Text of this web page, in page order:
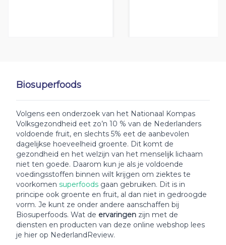
Biosuperfoods
Volgens een onderzoek van het Nationaal Kompas
Volksgezondheid eet zo’n 10 % van de Nederlanders
voldoende fruit, en slechts 5% eet de aanbevolen
dagelijkse hoeveelheid groente. Dit komt de
gezondheid en het welzijn van het menselijk lichaam
niet ten goede. Daarom kun je als je voldoende
voedingsstoffen binnen wilt krijgen om ziektes te
voorkomen superfoods gaan gebruiken. Dit is in
principe ook groente en fruit, al dan niet in gedroogde
vorm. Je kunt ze onder andere aanschaffen bij
Biosuperfoods. Wat de ervaringen zijn met de
diensten en producten van deze online webshop lees
je hier op NederlandReview.